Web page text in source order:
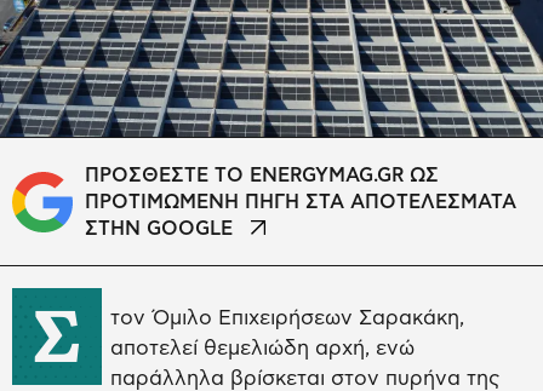
ΠΡΟΣΘΕΣΤΕ ΤΟ ENERGYMAG.GR ΩΣ
ΠΡΟΤΙΜΩΜΕΝΗ ΠΗΓΗ ΣΤΑ ΑΠΟΤΕΛΕΣΜΑΤΑ
ΣΤΗΝ GOOGLE
Σ
τον Όμιλο Επιχειρήσεων Σαρακάκη,
αποτελεί θεμελιώδη αρχή, ενώ
παράλληλα βρίσκεται στον πυρήνα της